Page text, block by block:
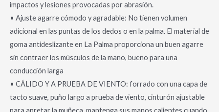
impactos y lesiones provocadas por abrasión.
• Ajuste agarre cómodo y agradable: No tienen volumen
adicional en las puntas de los dedos o en la palma. El material de
goma antideslizante en La Palma proporciona un buen agarre
sin contraer los músculos de la mano, bueno para una
conducción larga
• CÁLIDO Y A PRUEBA DE VIENTO: forrado con una capa de
tacto suave, puño largo a prueba de viento, cinturón ajustable
para apretar la muñeca, mantenga sus manos calientes cuando